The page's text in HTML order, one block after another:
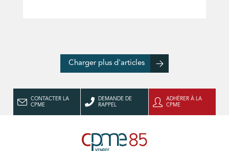
Charger plus d'articles
CONTACTER LA
CPME
DEMANDE DE
RAPPEL
ADHÉRER À LA
CPME